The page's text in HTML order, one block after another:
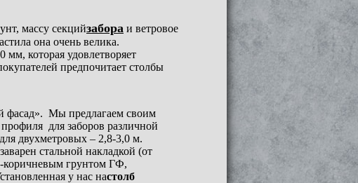
массу секцийзабора и ветровое
она очень велика.
которая удовлетворяет
предпочитает столбы
фасад». Мы предлагаем своим
профиля для заборов различной
двухметровых – 2,8-3,0 м.
стальной накладкой (от
коричневым грунтом ГФ,
у нас настолб